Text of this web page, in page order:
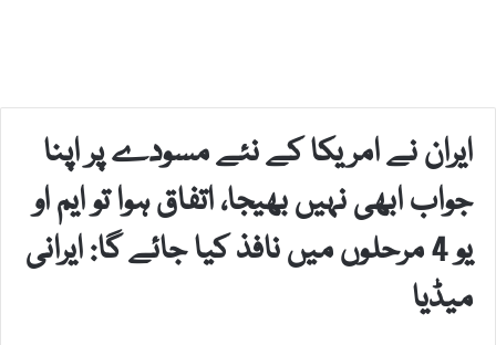
ایران نے امریکا کے نئے مسودے پر اپنا
جواب ابھی نہیں بھیجا، اتفاق ہوا تو ایم او
یو 4 مرحلوں میں نافذ کیا جائے گا: ایرانی
میڈیا